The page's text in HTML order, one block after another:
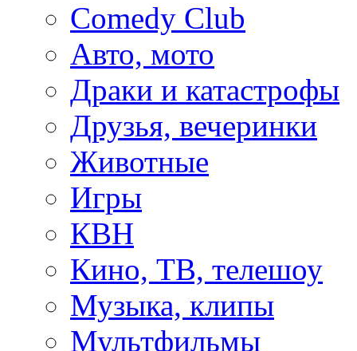
Comedy Club
Авто, мото
Драки и катастрофы
Друзья, вечеринки
Животные
Игры
КВН
Кино, ТВ, телешоу
Музыка, клипы
Мультфильмы